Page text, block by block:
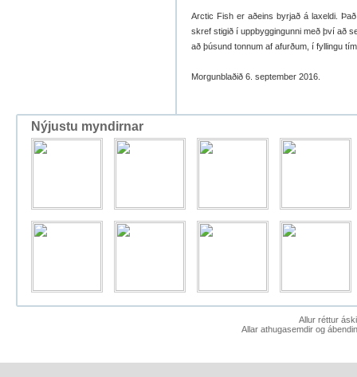
Arctic Fish er aðeins byrjað á laxeldi.
skref stigið í uppbyggingunni með því að
að þúsund tonnum af afurðum, í fyllingu
Morgunblaðið 6. september 2016.
Nýjustu myndirnar
Allur réttur
Allar athugasemdir og